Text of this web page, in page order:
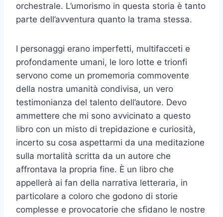
orchestrale. L’umorismo in questa storia è tanto
parte dell’avventura quanto la trama stessa.
I personaggi erano imperfetti, multifacceti e
profondamente umani, le loro lotte e trionfi
servono come un promemoria commovente
della nostra umanità condivisa, un vero
testimonianza del talento dell’autore. Devo
ammettere che mi sono avvicinato a questo
libro con un misto di trepidazione e curiosità,
incerto su cosa aspettarmi da una meditazione
sulla mortalità scritta da un autore che
affrontava la propria fine. È un libro che
appellerà ai fan della narrativa letteraria, in
particolare a coloro che godono di storie
complesse e provocatorie che sfidano le nostre